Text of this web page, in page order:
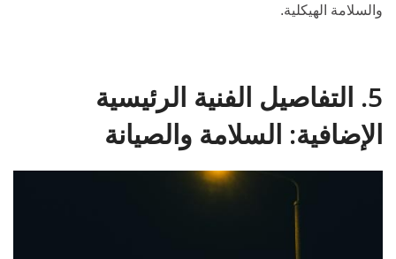
والسلامة الهيكلية.
5. التفاصيل الفنية الرئيسية
الإضافية: السلامة والصيانة